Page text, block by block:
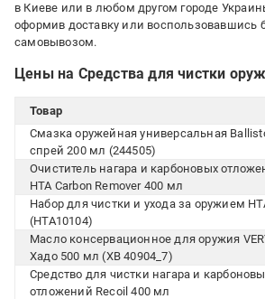
в Киеве или в любом другом городе
оформив доставку или воспользовавшись
самовывозом.
Цены на Средства для чистки
Товар
Смазка оружейная универсальная
спрей 200 мл (244505)
Очиститель нагара и карбоновых
HTA Carbon Remover 400 мл
Набор для чистки и ухода за оружием
(HTA10104)
Масло консервационное для оружия
Хадо 500 мл (XB 40904_7)
Средство для чистки нагара и
отложений Recoil 400 мл